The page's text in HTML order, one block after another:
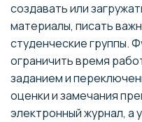
создавать или
материалы, писать
студенческие группы.
ограничить время
заданием и
оценки и замечания
электронный журнал, а